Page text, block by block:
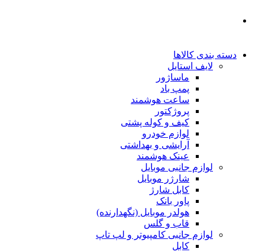
دسته بندی کالاها
لایف استایل
ماساژور
پمپ باد
ساعت هوشمند
پروژکتور
کیف و کوله پشتی
لوازم خودرو
آرایشی و بهداشتی
عینک هوشمند
لوازم جانبی موبایل
شارژر موبایل
کابل شارژ
پاور بانک
هولدر موبایل (نگهدارنده)
قاب و گلس
لوازم جانبی کامپیوتر و لپ تاپ
کابل